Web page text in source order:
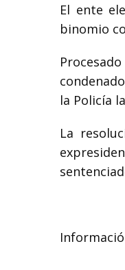
El ente
binomio
la Policía
La